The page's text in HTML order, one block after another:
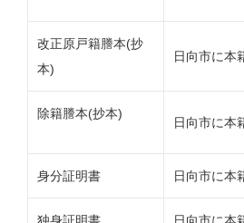
改正原戸籍謄本(抄
本)
日向市に本
除籍謄本(抄本)
日向市に本
身分証明書 日向市に本